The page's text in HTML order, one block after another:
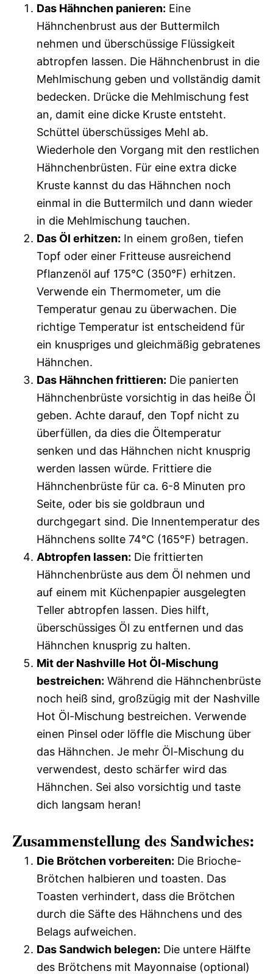
Das Hähnchen panieren: Eine
Hähnchenbrust aus der Buttermilch
nehmen und überschüssige Flüssigkeit
abtropfen lassen. Die Hähnchenbrust in die
Mehlmischung geben und vollständig damit
bedecken. Drücke die Mehlmischung fest
an, damit eine dicke Kruste entsteht.
Schüttel überschüssiges Mehl ab.
Wiederhole den Vorgang mit den restlichen
Hähnchenbrüsten. Für eine extra dicke
Kruste kannst du das Hähnchen noch
einmal in die Buttermilch und dann wieder
in die Mehlmischung tauchen.
Das Öl erhitzen: In einem großen, tiefen
Topf oder einer Fritteuse ausreichend
Pflanzenöl auf 175°C (350°F) erhitzen.
Verwende ein Thermometer, um die
Temperatur genau zu überwachen. Die
richtige Temperatur ist entscheidend für
ein knuspriges und gleichmäßig gebratenes
Hähnchen.
Das Hähnchen frittieren: Die panierten
Hähnchenbrüste vorsichtig in das heiße Öl
geben. Achte darauf, den Topf nicht zu
überfüllen, da dies die Öltemperatur
senken und das Hähnchen nicht knusprig
werden lassen würde. Frittiere die
Hähnchenbrüste für ca. 6-8 Minuten pro
Seite, oder bis sie goldbraun und
durchgegart sind. Die Innentemperatur des
Hähnchens sollte 74°C (165°F) betragen.
Abtropfen lassen: Die frittierten
Hähnchenbrüste aus dem Öl nehmen und
auf einem mit Küchenpapier ausgelegten
Teller abtropfen lassen. Dies hilft,
überschüssiges Öl zu entfernen und das
Hähnchen knusprig zu halten.
Mit der Nashville Hot Öl-Mischung
bestreichen: Während die Hähnchenbrüste
noch heiß sind, großzügig mit der Nashville
Hot Öl-Mischung bestreichen. Verwende
einen Pinsel oder löffle die Mischung über
das Hähnchen. Je mehr Öl-Mischung du
verwendest, desto schärfer wird das
Hähnchen. Sei also vorsichtig und taste
dich langsam heran!
Zusammenstellung des Sandwiches:
Die Brötchen vorbereiten: Die Brioche-
Brötchen halbieren und toasten. Das
Toasten verhindert, dass die Brötchen
durch die Säfte des Hähnchens und des
Belags aufweichen.
Das Sandwich belegen: Die untere Hälfte
des Brötchens mit Mayonnaise (optional)